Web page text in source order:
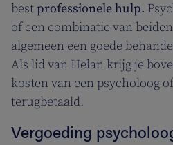
bestprofessionele hulp.
of een combinatie van
algemeen een goede
Als lid van Helan krijg je
kosten van een psycholoog
terugbetaald.
Vergoeding